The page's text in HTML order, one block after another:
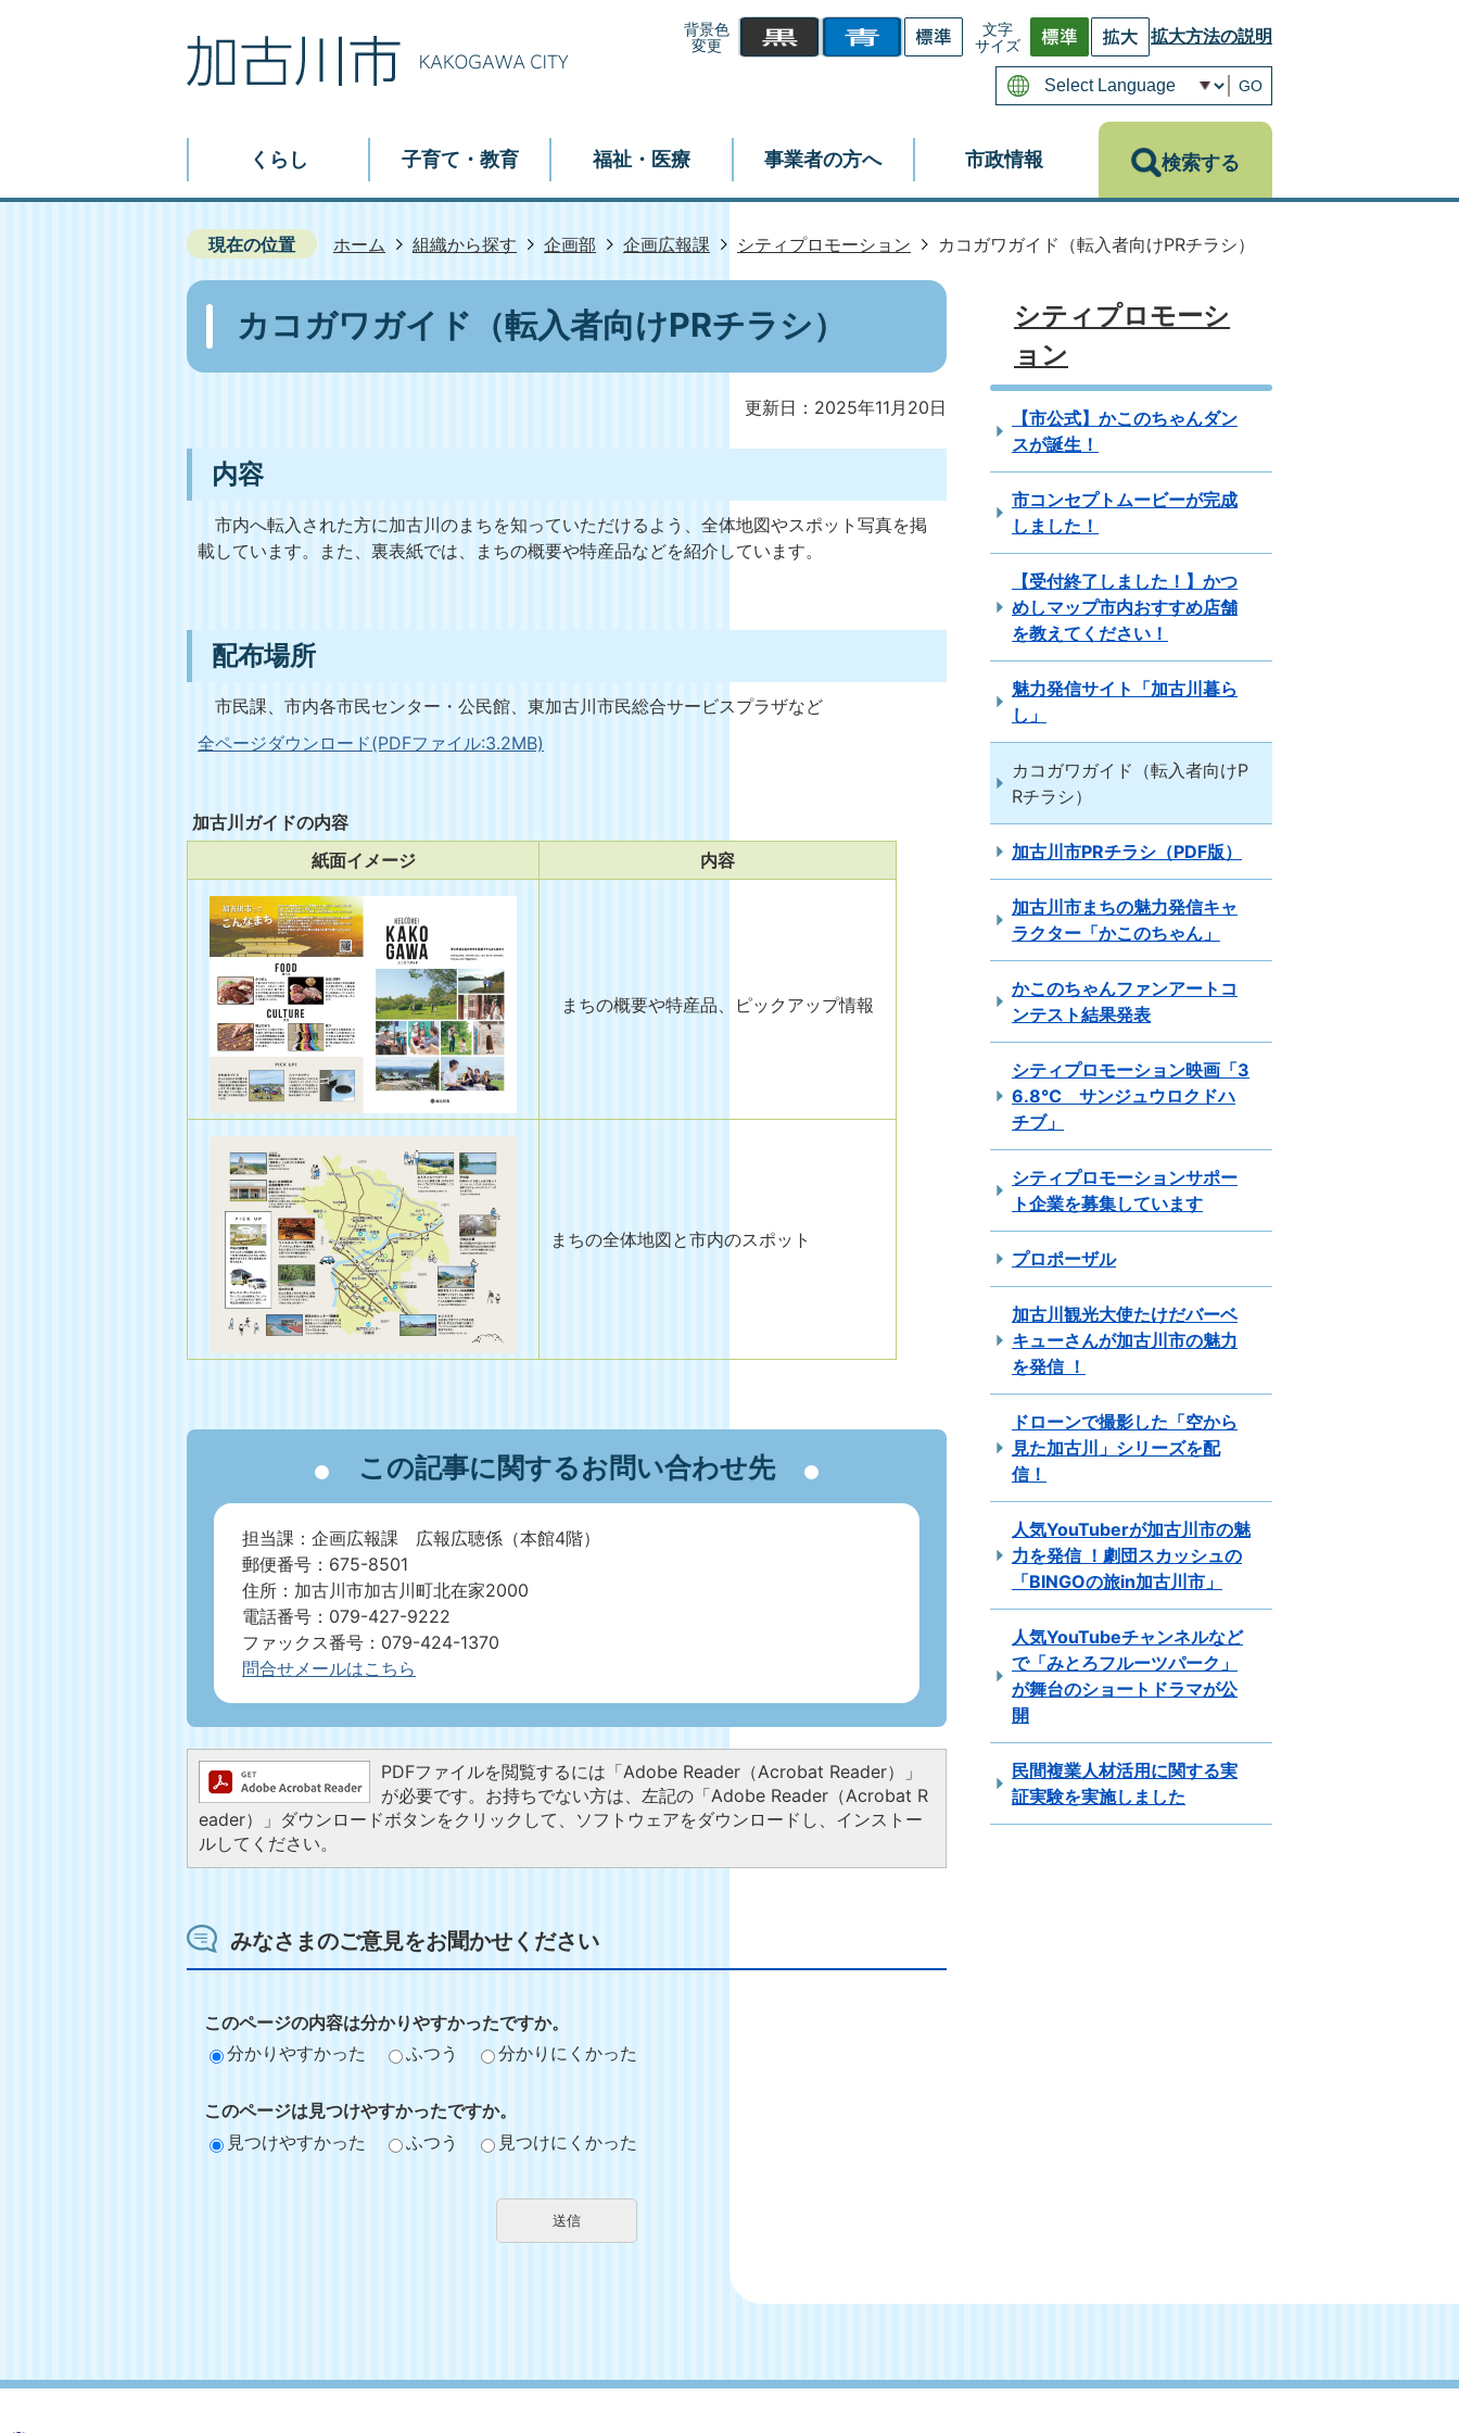
背景色
変更
文字
サイズ
拡大方法の説明
GO
くらし 子育て・教育 福祉・医療 事業者の方へ 市政情報 検索する
現在の位置 ホーム 組織から探す 企画部 企画広報課 シティプロモーション カコガワガイド（転入者向けPRチラシ）
カコガワガイド（転入者向けPRチラシ）
更新日：2025年11月20日
内容
市内へ転入された方に加古川のまちを知っていただけるよう、全体地図やスポット写真を掲
載しています。また、裏表紙では、まちの概要や特産品などを紹介しています。
配布場所
市民課、市内各市民センター・公民館、東加古川市民総合サービスプラザなど
全ページダウンロード(PDFファイル:3.2MB)
加古川ガイドの内容
紙面イメージ
内容
まちの概要や特産品、ピックアップ情報
まちの全体地図と市内のスポット
この記事に関するお問い合わせ先
担当課：企画広報課 広報広聴係（本館4階）
郵便番号：675-8501
住所：加古川市加古川町北在家2000
電話番号：079-427-9222
ファックス番号：079-424-1370
問合せメールはこちら
PDFファイルを閲覧するには「Adobe Reader（Acrobat Reader）」
が必要です。お持ちでない方は、左記の「Adobe Reader（Acrobat R
eader）」ダウンロードボタンをクリックして、ソフトウェアをダウンロードし、インストー
ルしてください。
みなさまのご意見をお聞かせください
このページの内容は分かりやすかったですか。
分かりやすかった
ふつう 分かりにくかった
このページは見つけやすかったですか。
見つけやすかった
ふつう 見つけにくかった
シティプロモーシ
ョン
【市公式】かこのちゃんダン
スが誕生！
市コンセプトムービーが完成
しました！
【受付終了しました！】かつ
めしマップ市内おすすめ店舗
を教えてください！
魅力発信サイト「加古川暮ら
し」
カコガワガイド（転入者向けP
Rチラシ）
加古川市PRチラシ（PDF版）
加古川市まちの魅力発信キャ
ラクター「かこのちゃん」
かこのちゃんファンアートコ
ンテスト結果発表
シティプロモーション映画「3
6.8℃ サンジュウロクドハ
チブ」
シティプロモーションサポー
ト企業を募集しています
プロポーザル
加古川観光大使たけだバーベ
キューさんが加古川市の魅力
を発信 ！
ドローンで撮影した「空から
見た加古川」シリーズを配
信！
人気YouTuberが加古川市の魅
力を発信 ！劇団スカッシュの
「BINGOの旅in加古川市」
人気YouTubeチャンネルなど
で「みとろフルーツパーク」
が舞台のショートドラマが公
開
民間複業人材活用に関する実
証実験を実施しました